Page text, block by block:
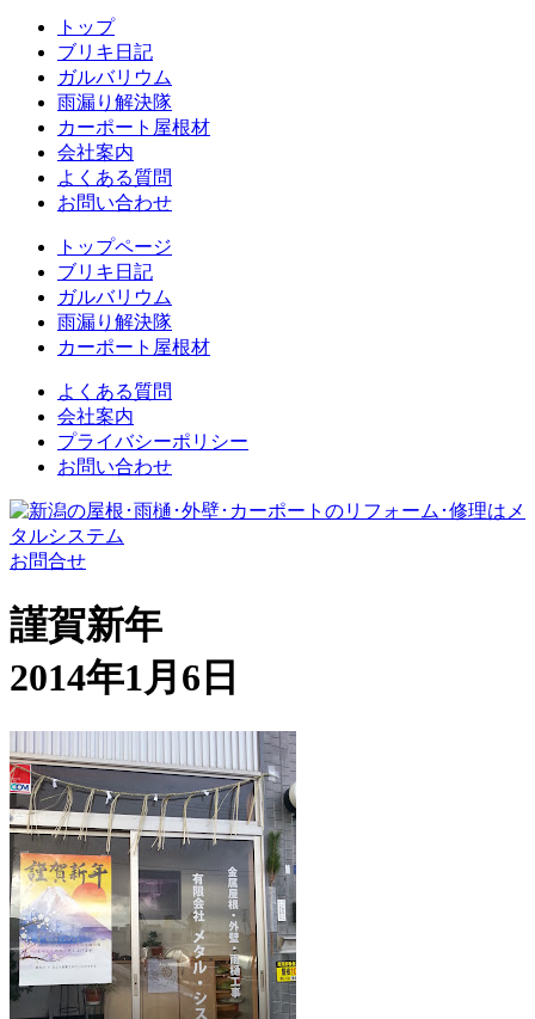
トップ
ブリキ日記
ガルバリウム
雨漏り解決隊
カーポート屋根材
会社案内
よくある質問
お問い合わせ
トップページ
ブリキ日記
ガルバリウム
雨漏り解決隊
カーポート屋根材
よくある質問
会社案内
プライバシーポリシー
お問い合わせ
お問合せ
謹賀新年
2014年1月6日